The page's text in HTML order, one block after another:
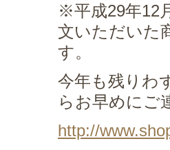
※平成29年12
文いただいた
す。
今年も残りわ
らお早めにご
http://